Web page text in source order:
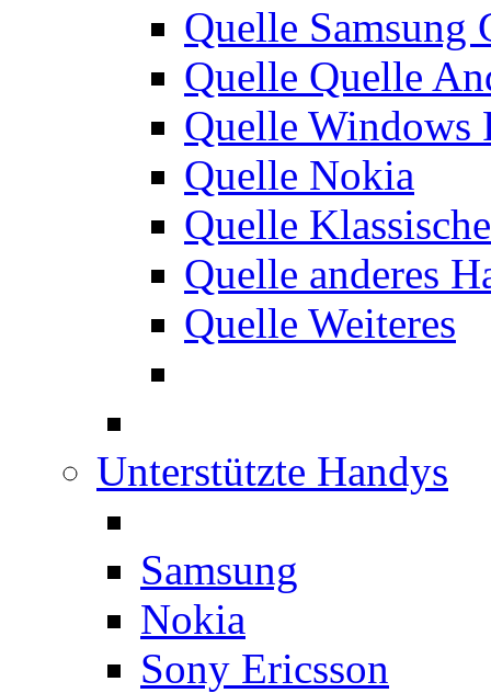
Quelle Samsung
Quelle Quelle
Quelle Windows
Quelle Nokia
Quelle
Quelle anderes
Quelle Weiteres
Unterstützte Handys
Samsung
Nokia
Sony Ericsson